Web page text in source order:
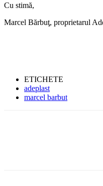
Cu stimă,
Marcel Bărbuţ, proprietarul
ETICHETE
adeplast
marcel barbut